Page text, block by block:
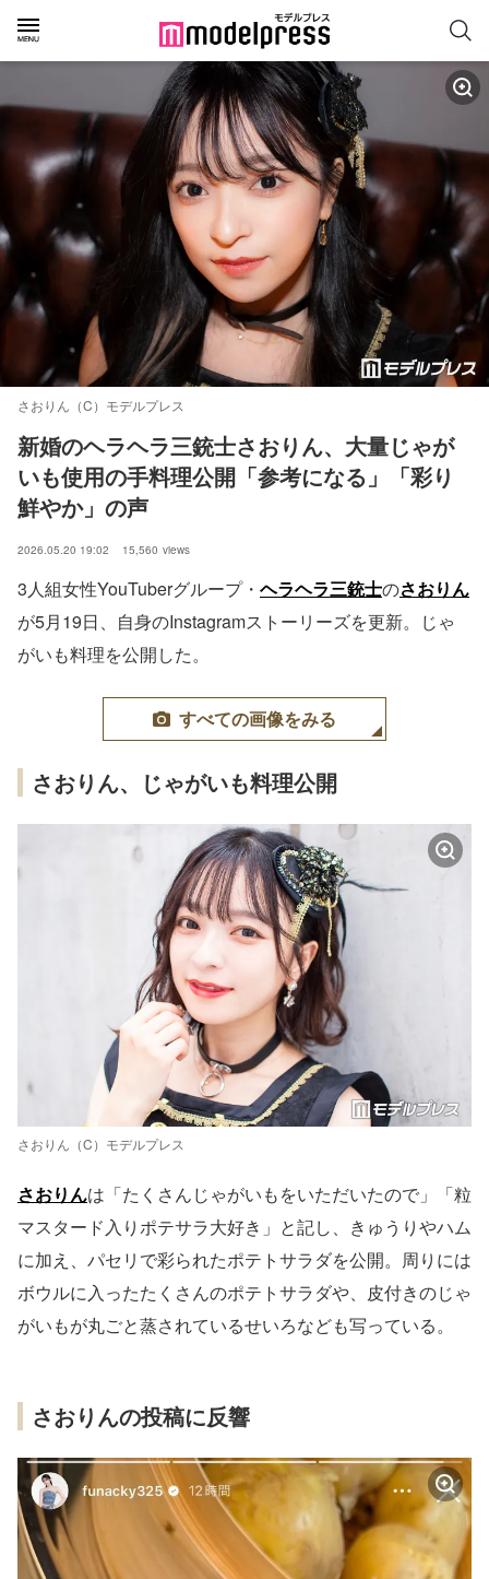
さおりん（C）モデルプレス
新婚のヘラヘラ三銃士さおりん、大量じゃが
いも使用の手料理公開「参考になる」「彩り
鮮やか」の声
2026.05.20 19:02 15,560 views
3人組女性YouTuberグループ・ ヘラヘラ三銃士のさおりん
が5月19日、自身のInstagramストーリーズを更新。じゃ
がいも料理を公開した。
すべての画像をみる
さおりん、じゃがいも料理公開
さおりん（C）モデルプレス
さおりんは「たくさんじゃがいもをいただいたので」「粒
マスタード入りポテサラ大好き」と記し、きゅうりやハム
に加え、パセリで彩られたポテトサラダを公開。周りには
ボウルに入ったたくさんのポテトサラダや、皮付きのじゃ
がいもが丸ごと蒸されているせいろなども写っている。
さおりんの投稿に反響